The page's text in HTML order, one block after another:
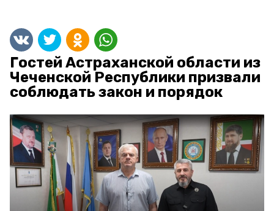
Гостей Астраханской области из
Чеченской Республики призвали
соблюдать закон и порядок